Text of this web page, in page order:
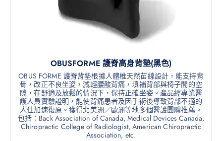
OBUSFORME 護脊高身背墊(黑色)
OBUS FORME 護脊背墊根據人體椎天然苗線設計，能支持背
骨，改正不良坐姿，減輕腰酸背痛，填補背部與椅子間的空
隙，在舒適及放鬆的情況下，保持正確坐姿。產品經專業醫
護人員實驗證明，能使背痛患者及因手術後導致背部不適的
人仕加速復原。獲得北美洲／歐洲等地多個醫護團體推薦。
包括：Back Association of Canada, Medical Devices Canada,
Chiropractic College of Radiologist, American Chiropractic
Association, etc.